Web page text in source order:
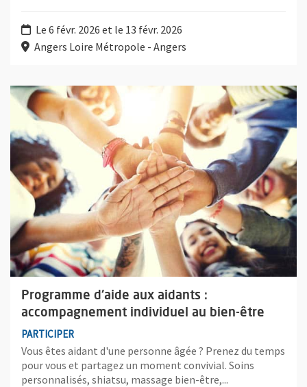
Le 6 févr. 2026 et le 13 févr. 2026
Angers Loire Métropole - Angers
Programme d'aide aux aidants :
accompagnement individuel au bien-être
PARTICIPER
Vous êtes aidant d'une personne âgée ? Prenez du temps
pour vous et partagez un moment convivial. Soins
personnalisés, shiatsu, massage bien-être,...
Plus d'information sur l'évènement : Programme d'aide aux